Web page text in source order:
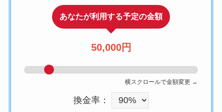
あなたが利用する予定の金額
50,000円
横スクロールで金額変更 →
換金率：